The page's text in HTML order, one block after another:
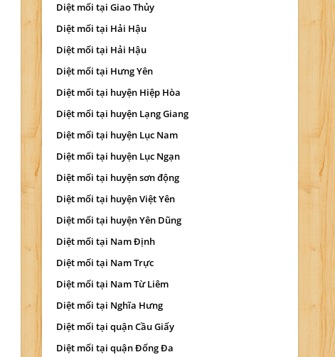
Diệt mối tại Giao Thủy
Diệt mối tại Hải Hậu
Diệt mối tại Hải Hậu
Diệt mối tại Hưng Yên
Diệt mối tại huyện Hiệp Hòa
Diệt mối tại huyện Lạng Giang
Diệt mối tại huyện Lục Nam
Diệt mối tại huyện Lục Ngạn
Diệt mối tại huyện sơn động
Diệt mối tại huyện Việt Yên
Diệt mối tại huyện Yên Dũng
Diệt mối tại Nam Định
Diệt mối tại Nam Trực
Diệt mối tại Nam Từ Liêm
Diệt mối tại Nghĩa Hưng
Diệt mối tại quận Cầu Giấy
Diệt mối tại quận Đống Đa